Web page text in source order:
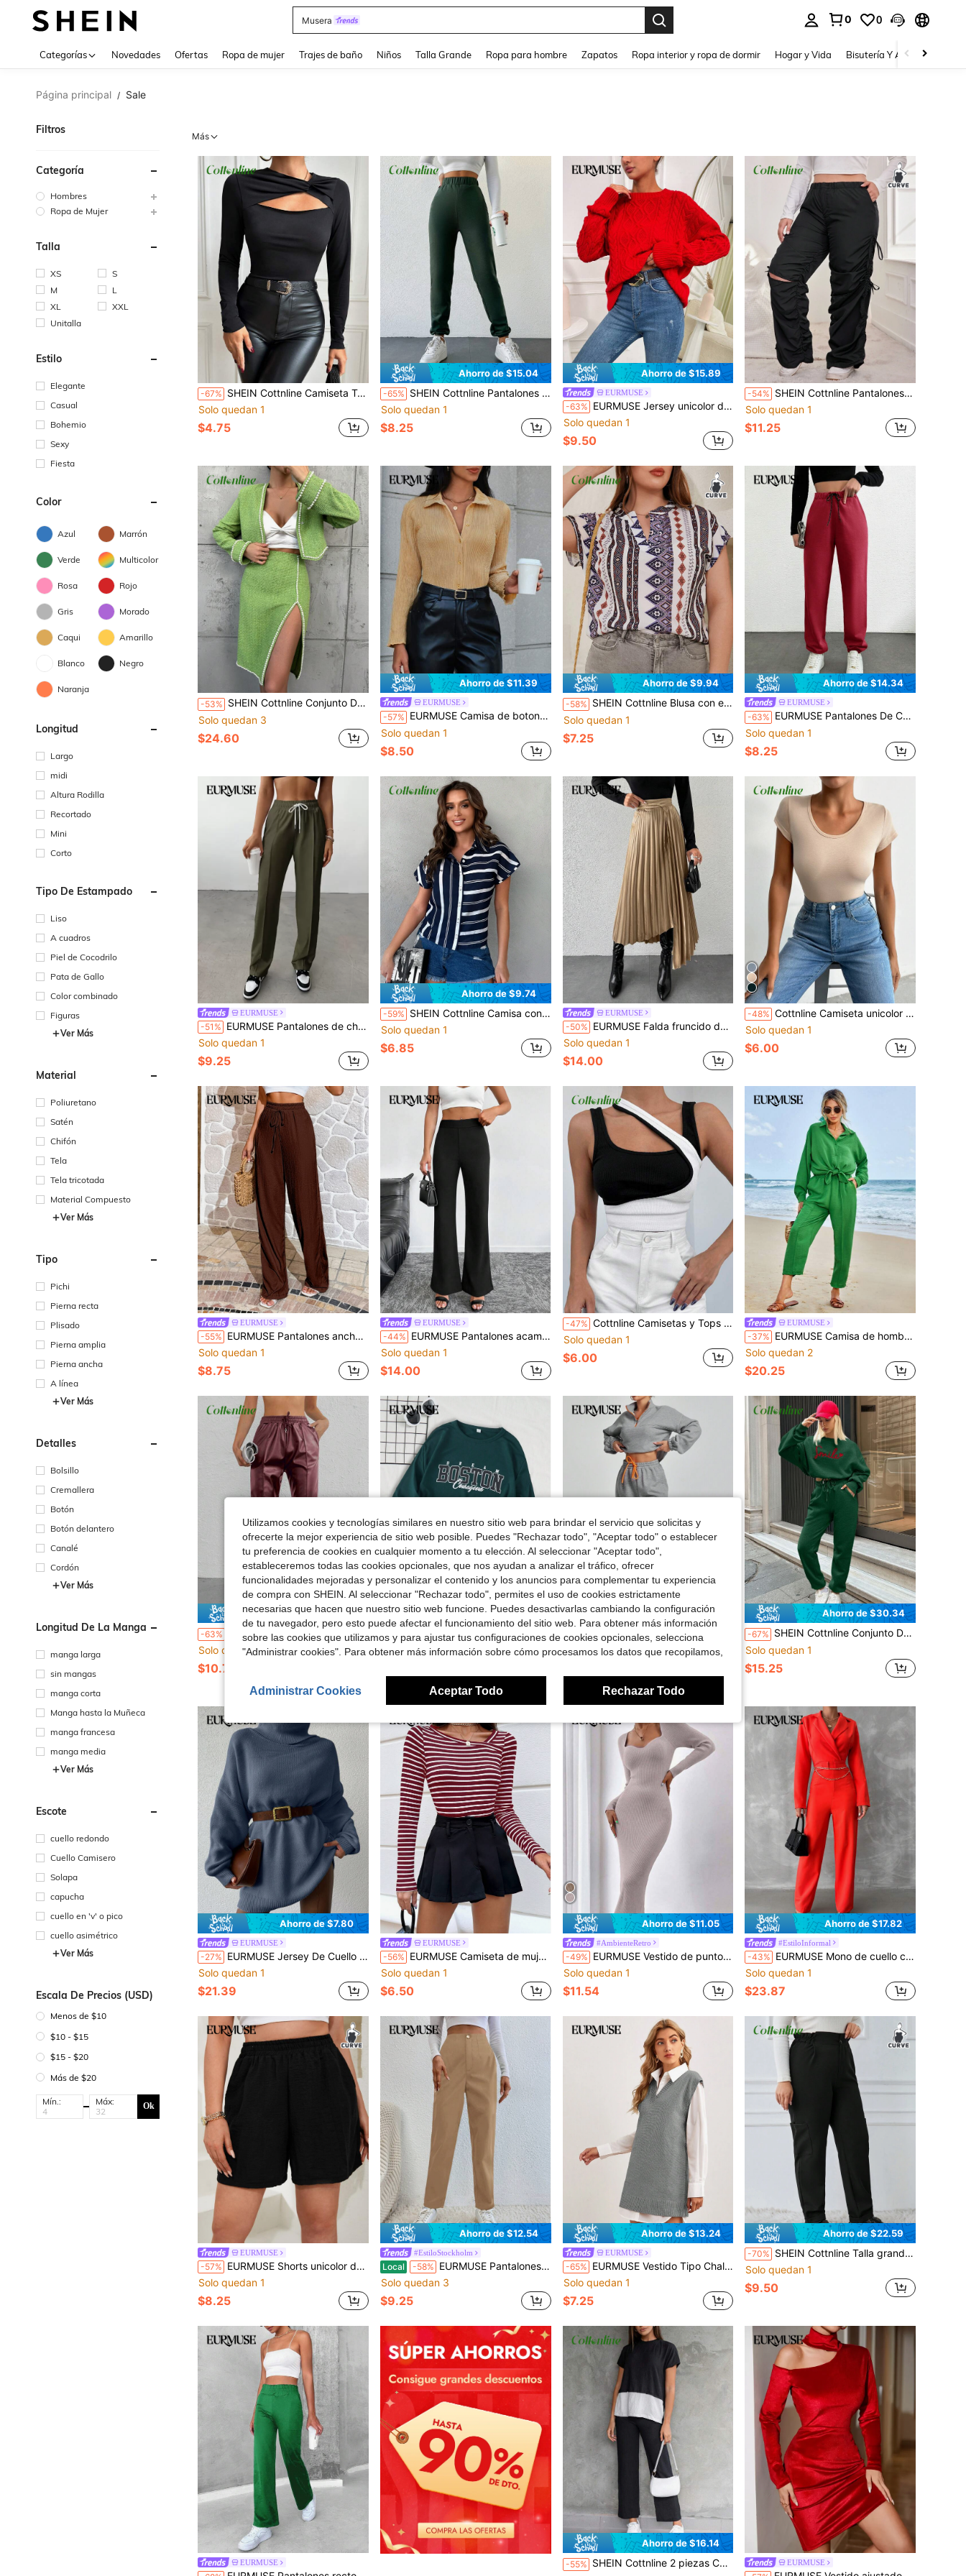
Musera 0 0
Categorías Novedades Ofertas Ropa de mujer Trajes de baño Niños Talla Grande Ropa para hombre Zapatos Ropa interior y ropa de dormir Hogar y Vida Bisutería Y Accesorios
Página principal / Sale
Filtros
Categoría
Hombres
Ropa de Mujer
Talla
XS
S
M
L
XL
XXL
Unitalla
Estilo
Elegante
Casual
Bohemio
Sexy
Fiesta
Color
Azul Marrón
Verde Multicolor
Rosa Rojo
Gris Morado
Caqui Amarillo
Blanco Negro
Naranja
Longitud
Largo
midi
Altura Rodilla
Recortado
Mini
Corto
Tipo De Estampado
Liso
A cuadros
Piel de Cocodrilo
Pata de Gallo
Color combinado
Figuras
Ver Más
Material
Poliuretano
Satén
Chifón
Tela
Tela tricotada
Material Compuesto
Ver Más
Tipo
Pichi
Pierna recta
Plisado
Pierna amplia
Pierna ancha
A línea
Ver Más
Detalles
Bolsillo
Cremallera
Botón
Botón delantero
Canalé
Cordón
Ver Más
Longitud De La Manga
manga larga
sin mangas
manga corta
Manga hasta la Muñeca
manga francesa
manga media
Ver Más
Escote
cuello redondo
Cuello Camisero
Solapa
capucha
cuello en 'v' o pico
cuello asimétrico
Ver Más
Escala De Precios (USD)
Menos de $10
$10 - $15
$15 - $20
Más de $20
Mín.: Máx: Ok
Más
-67% SHEIN Cottnline Camiseta Twisted Detalle Recorte Frontal
Solo quedan 1
$4.75
Ahorro de $15.04
-65% SHEIN Cottnline Pantalones deportivos unicolor de cintura elástica
Solo quedan 1
$8.25
Ahorro de $15.89
EURMUSE
-63% EURMUSE Jersey unicolor de hombros caídos tejido de cable
Solo quedan 1
$9.50
-54% SHEIN Cottnline Pantalones Rasgados Fruncidos Con Cordón De Talla Grande Para Mujer
Solo quedan 1
$11.25
-53% SHEIN Cottnline Conjunto De Dos Piezas De Abrigo Con Ribete De Perlas De Imitación Y Falda Con Abertura De Mujer De Color Verde
Solo quedan 3
$24.60
Ahorro de $11.39
EURMUSE
-57% EURMUSE Camisa de botones delanteros de color sólido, para mujeres de talla pequeña
Solo quedan 1
$8.50
Ahorro de $9.94
-58% SHEIN Cottnline Blusa con estampado geométrico de cuello de muesca de manga murciélago
Solo quedan 1
$7.25
Ahorro de $14.34
EURMUSE
-63% EURMUSE Pantalones De Chándal Sólido De Cintura Con Cordón Ajustable
Solo quedan 1
$8.25
EURMUSE
-51% EURMUSE Pantalones de chándal rectos de cintura con cordón de algodón liso
Solo quedan 1
$9.25
Ahorro de $9.74
-59% SHEIN Cottnline Camisa con estampado de rayas de manga murciélago
Solo quedan 1
$6.85
EURMUSE
-50% EURMUSE Falda fruncido de talle alto bajo asimétrico
Solo quedan 1
$14.00
-48% Cottnline Camiseta unicolor de cuello scoop
Solo quedan 1
$6.00
EURMUSE
-55% EURMUSE Pantalones anchos de algodón con cintura de cordón
Solo quedan 1
$8.75
EURMUSE
-44% EURMUSE Pantalones acampanados de cintura alta de unicolor para mujer
Solo quedan 1
$14.00
-47% Cottnline Camisetas y Tops de Tirantes de Mujer Asimétrico Canalé Color combinado Casual
Solo quedan 1
$6.00
EURMUSE
-37% EURMUSE Camisa de hombros caídos con pantalones
Solo quedan 2
$20.25
Ahorro de $18.04
-63%
SHEIN Cottnline Pantalones unicolor de cintura con cordón con bolsillo oblicuo
Solo quedan 1
$10.75
EURMUSE
-75%
EURMUSE Sudadera con estampado de letra con forro térmico
$4.70
Ahorro de $20.19
EURMUSE
EURMUSE Conjunto De Sudadera Con Capucha De Cremallera Y Pantalones Deportivos De Cordón Con Hombros Caídos Para Mujeres
$18.00
Ahorro de $30.34
-67% SHEIN Cottnline Conjunto De 2 Piezas Con Top Y Pantalón Con Bordado De Letras Para Mujer
Solo quedan 1
$15.25
Ahorro de $7.80
EURMUSE
-27% EURMUSE Jersey De Cuello Alto Con Hombros Caídos (cinturón No Incluido)
Solo quedan 1
$21.39
EURMUSE
-56% EURMUSE Camiseta de mujeres asimétrico cuello de rayas
Solo quedan 1
$6.50
Ahorro de $11.05
#AmbienteRetro
-49% EURMUSE Vestido de punto ajustado de manga larga con cuello de corazón de unicolor para mujer, otoño/invierno
Solo quedan 1
$11.54
Ahorro de $17.82
#EstiloInformal
-43% EURMUSE Mono de cuello con solapa con diseño de cadena
Solo quedan 1
$23.87
EURMUSE
-57% EURMUSE Shorts unicolor de cintura elástica
Solo quedan 1
$8.25
Ahorro de $12.54
#EstiloStockholm
Local -58% EURMUSE Pantalones Largos De Talle Alto De Color Caqui Para Mujer
Solo quedan 3
$9.25
Ahorro de $13.24
EURMUSE
-65% EURMUSE Vestido Tipo Chaleco Con Cuello En V Para Mujer
Solo quedan 1
$7.25
Ahorro de $22.59
-70% SHEIN Cottnline Talla grande Pantalones unicolor para mujeres con lado bolsillos
Solo quedan 1
$9.50
EURMUSE
Ahorro de $16.14
-55% SHEIN Cottnline 2 piezas Conjunto informal de mujer con blusa de manga corta de patchwork en blanco y negro y pantalones rectos
EURMUSE
Utilizamos cookies y tecnologías similares en nuestro sitio web para brindar el servicio que solicitas y
ofrecerte la mejor experiencia de sitio web posible. Puedes "Rechazar todo", "Aceptar todo" o establecer
tu preferencia de cookies en cualquier momento a tu elección. Al seleccionar "Aceptar todo",
estableceremos todas las cookies opcionales, que nos ayudan a analizar el tráfico, ofrecer
funcionalidades mejoradas y personalizar el contenido y los anuncios para complementar tu experiencia
de compra con SHEIN. Al seleccionar "Rechazar todo", permites el uso de cookies estrictamente
necesarias que hacen que nuestro sitio web funcione. Puedes desactivarlas cambiando la configuración
de tu navegador, pero esto puede afectar el funcionamiento del sitio web. Para obtener más información
sobre las cookies que utilizamos y para ajustar tus configuraciones de cookies opcionales, selecciona
"Administrar cookies". Para obtener más información sobre cómo procesamos los datos que recopilamos,
Administrar Cookies Aceptar Todo Rechazar Todo